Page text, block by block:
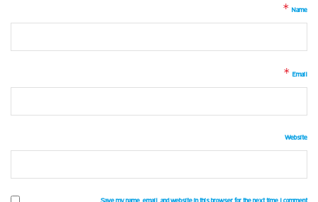
Name
*
Email
*
Website